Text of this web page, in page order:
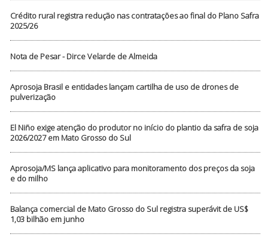
Crédito rural registra redução nas contratações ao final do Plano Safra
2025/26
Nota de Pesar - Dirce Velarde de Almeida
Aprosoja Brasil e entidades lançam cartilha de uso de drones de
pulverização
El Niño exige atenção do produtor no início do plantio da safra de soja
2026/2027 em Mato Grosso do Sul
Aprosoja/MS lança aplicativo para monitoramento dos preços da soja
e do milho
Balança comercial de Mato Grosso do Sul registra superávit de US$
1,03 bilhão em junho